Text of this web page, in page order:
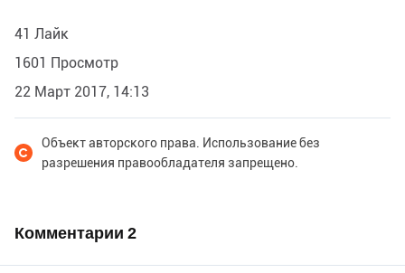
41 Лайк
1601 Просмотр
22 Март 2017, 14:13
Объект авторского права. Использование без
разрешения правообладателя запрещено.
Комментарии 2